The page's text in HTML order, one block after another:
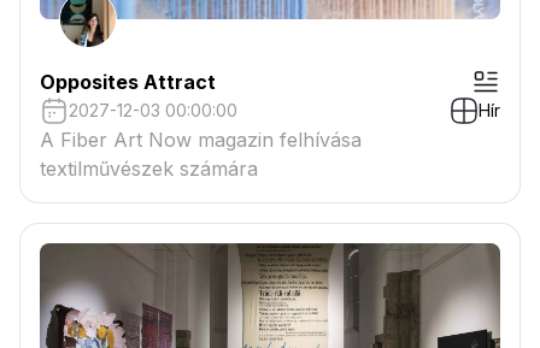
Opposites Attract
2027-12-03 00:00:00 Hír
A Fiber Art Now magazin felhívása
textilművészek számára